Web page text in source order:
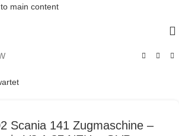
main content
Scania 141 Zugmaschine –